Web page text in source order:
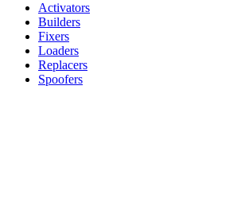
Activators
Builders
Fixers
Loaders
Replacers
Spoofers